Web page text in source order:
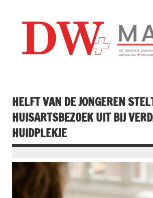
inhoud
HELFT VAN DE JONGEREN
HUISARTSBEZOEK UIT BIJ
HUIDPLEKJE